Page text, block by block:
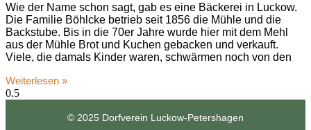
Wie der Name schon sagt, gab es eine Bäckerei in Luckow.
Die Familie Böhlcke betrieb seit 1856 die Mühle und die
Backstube. Bis in die 70er Jahre wurde hier mit dem Mehl
aus der Mühle Brot und Kuchen gebacken und verkauft.
Viele, die damals Kinder waren, schwärmen noch von den
Weiterlesen »
© 2025 Dorfverein Luckow-Petershagen